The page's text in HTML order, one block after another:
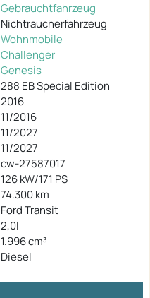
Gebrauchtfahrzeug
Nichtraucherfahrzeug
Wohnmobile
Challenger
Genesis
288 EB Special Edition
2016
11/2016
11/2027
11/2027
cw-27587017
126 kW/171 PS
74.300 km
Ford Transit
2,0l
1.996 cm³
Diesel